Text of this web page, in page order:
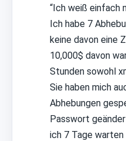
“Ich weiß einfach
Ich habe 7
keine davon eine
10,000$ davon
Stunden sowohl
Sie haben mich
Abhebungen
Passwort
ich 7 Tage warten